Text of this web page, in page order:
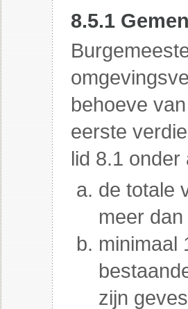
8.5.1
behoeve
eerste
lid 8.1 onder
de totale
meer
minimaal
zijn